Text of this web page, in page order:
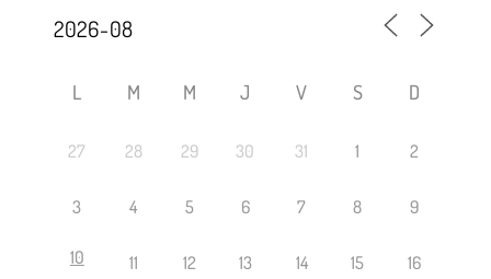
L M M J V S D
27 28 29 30 31 1 2
3 4 5 6 7 8 9
10 11 12 13 14 15 16